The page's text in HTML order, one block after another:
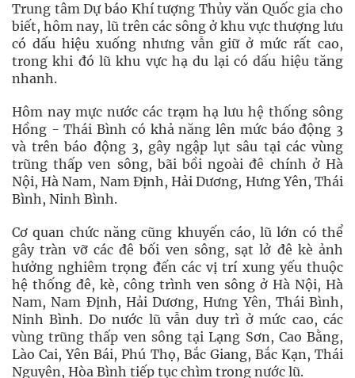
Trung tâm Dự báo Khí tượng Thủy văn Quốc gia cho
biết, hôm nay, lũ trên các sông ở khu vực thượng lưu
có dấu hiệu xuống nhưng vẫn giữ ở mức rất cao,
trong khi đó lũ khu vực hạ du lại có dấu hiệu tăng
nhanh.
Hôm nay mực nước các trạm hạ lưu hệ thống sông
Hồng - Thái Bình có khả năng lên mức báo động 3
và trên báo động 3, gây ngập lụt sâu tại các vùng
trũng thấp ven sông, bãi bồi ngoài đê chính ở Hà
Nội, Hà Nam, Nam Định, Hải Dương, Hưng Yên, Thái
Bình, Ninh Bình.
Cơ quan chức năng cũng khuyến cáo, lũ lớn có thể
gây tràn vỡ các đê bối ven sông, sạt lở đê kè ảnh
hưởng nghiêm trọng đến các vị trí xung yếu thuộc
hệ thống đê, kè, công trình ven sông ở Hà Nội, Hà
Nam, Nam Định, Hải Dương, Hưng Yên, Thái Bình,
Ninh Bình. Do nước lũ vẫn duy trì ở mức cao, các
vùng trũng thấp ven sông tại Lạng Sơn, Cao Bằng,
Lào Cai, Yên Bái, Phú Thọ, Bắc Giang, Bắc Kạn, Thái
Nguyên, Hòa Bình tiếp tục chìm trong nước lũ.